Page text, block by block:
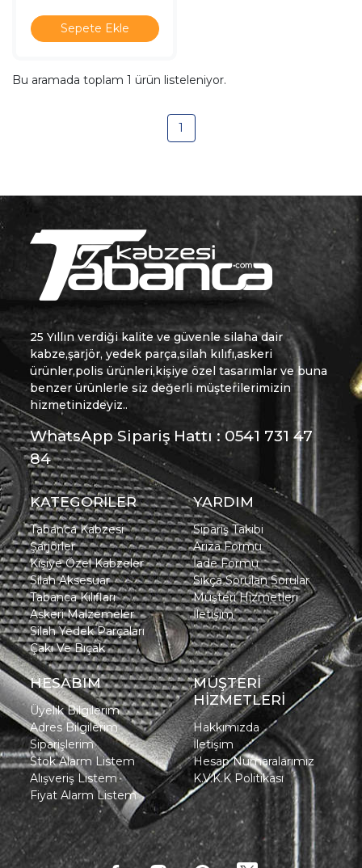
Sepete Ekle
Bu aramada toplam 1 ürün listeleniyor.
1
25 Yıllın verdiği kalite ve güvenle silaha dair
kabze,şarjör, yedek parça,silah kılıfı,askeri
ürünler,polis ürünleri,kişiye özel tasarımlar ve buna
benzer ürünlerle siz değerli müşterilerimizin
hizmetinizdeyiz..
WhatsApp Sipariş Hattı : 0541 731 47
84
KATEGORİLER
Tabanca Kabzesi
Şarjörler
Kişiye Özel Kabzeler
Silah Aksesuar
Tabanca Kılıfları
Askeri Malzemeler
Silah Yedek Parçaları
Çakı Ve Bıçak
YARDIM
Sipariş Takibi
Arıza Formu
İade Formu
Sıkça Sorulan Sorular
Müşteri Hizmetleri
İletişim
HESABIM
Üyelik Bilgilerim
Adres Bilgilerim
Siparişlerim
Stok Alarm Listem
Alışveriş Listem
Fiyat Alarm Listem
MÜŞTERİ
HİZMETLERİ
Hakkımızda
İletişim
Hesap Numaralarımız
K.V.K.K Politikası